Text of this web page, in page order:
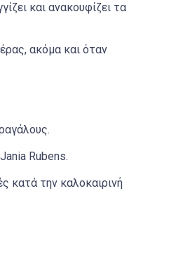
και ανακουφίζει τα
ακόμα και όταν
Rubens.
κατά την καλοκαιρινή